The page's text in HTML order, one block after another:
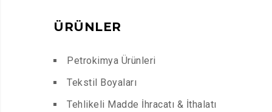
ÜRÜNLER
Petrokimya Ürünleri
Tekstil Boyaları
Tehlikeli Madde İhracatı & İthalatı